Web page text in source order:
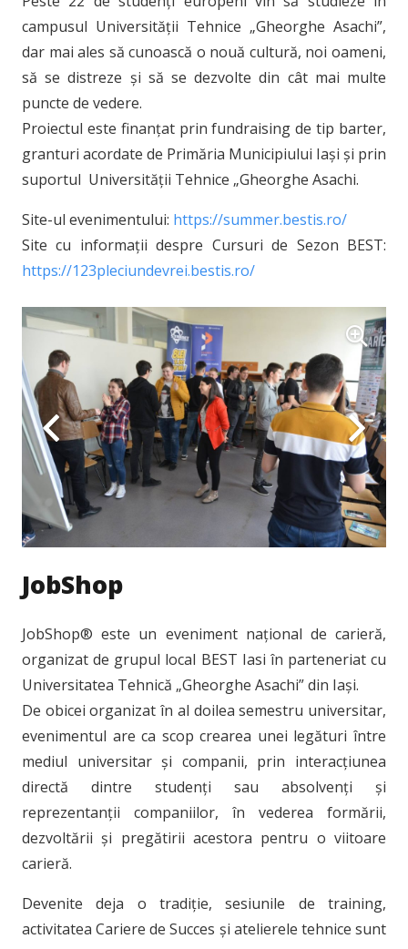
campusul Universității Tehnice „Gheorghe Asachi”,
dar mai ales să cunoască o nouă cultură, noi oameni,
să se distreze și să se dezvolte din cât mai multe
puncte de vedere.
Proiectul este finanțat prin fundraising de tip barter,
granturi acordate de Primăria Municipiului Iași și prin
suportul Universității Tehnice „Gheorghe Asachi.
Site-ul evenimentului: https://summer.bestis.ro/
Site cu informații despre Cursuri de Sezon BEST:
https://123pleciundevrei.bestis.ro/
JobShop
JobShop® este un eveniment național de carieră,
organizat de grupul local BEST Iasi în parteneriat cu
Universitatea Tehnică „Gheorghe Asachi” din Iași.
De obicei organizat în al doilea semestru universitar,
evenimentul are ca scop crearea unei legături între
mediul universitar și companii, prin interacțiunea
directă dintre studenți sau absolvenți și
reprezentanții companiilor, în vederea formării,
dezvoltării și pregătirii acestora pentru o viitoare
carieră.
Devenite deja o tradiție, sesiunile de training,
activitatea Cariere de Succes și atelierele tehnice sunt